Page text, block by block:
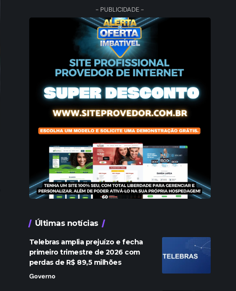
- PUBLICIDADE -
Últimas notícias
Telebras amplia prejuízo e fecha
primeiro trimestre de 2026 com
perdas de R$ 89,5 milhões
Governo